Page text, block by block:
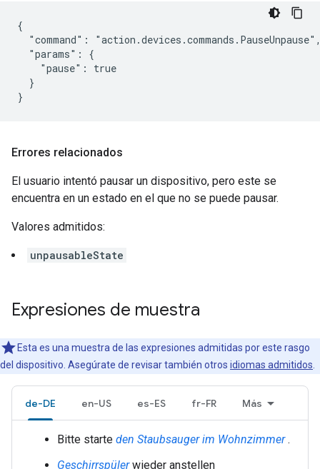
{
"command":
  "params": {
    "pause": true
  }
}
Errores relacionados
El usuario intentó pausar un dispositivo, pero este se
encuentra en un estado en el que no se puede pausar.
Valores admitidos:
unpausableState
Expresiones de muestra
Esta es una muestra de las expresiones admitidas por este rasgo
del dispositivo. Asegúrate de revisar también otros idiomas admitidos
de-DE en-US es-ES fr-FR Más
Bitte starte den Staubsauger im Wohnzimmer .
Geschirrspüler wieder anstellen